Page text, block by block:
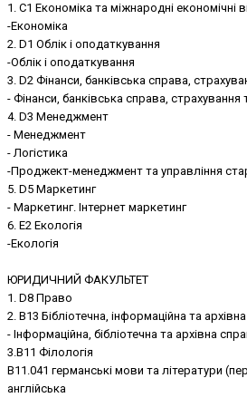
1. C1 Економіка та міжнародні економічні
-Економіка
2. D1 Облік і оподаткування
-Облік і оподаткування
3. D2 Фінанси, банківська справа,
- Фінанси, банківська справа,
4. D3 Менеджмент
- Менеджмент
- Логістика
-Проджект-менеджмент та управління
5. D5 Маркетинг
- Маркетинг. Інтернет маркетинг
6. E2 Екологія
-Екологія
ЮРИДИЧНИЙ ФАКУЛЬТЕТ
1. D8 Право
2. В13 Бібліотечна, інформаційна та
- Інформаційна, бібліотечна та архівна
3.B11 Філологія
B11.041 германські мови та літератури
англійська